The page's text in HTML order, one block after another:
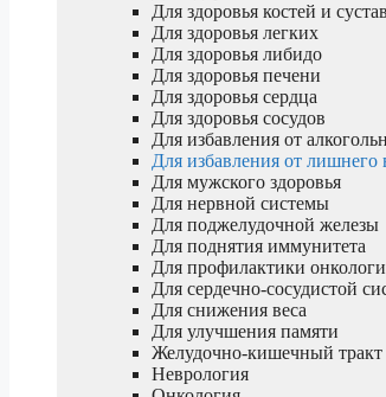
Для здоровья костей и
Для здоровья легких
Для здоровья либидо
Для здоровья печени
Для здоровья сердца
Для здоровья сосудов
Для избавления от
Для избавления от лишнего
Для мужского здоровья
Для нервной системы
Для поджелудочной железы
Для поднятия иммунитета
Для профилактики
Для сердечно-сосудистой
Для снижения веса
Для улучшения памяти
Желудочно-кишечный тракт
Неврология